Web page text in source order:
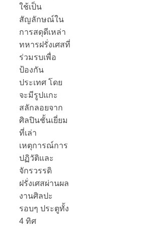
ใช้เป็น
สัญลักษณ์ใน
การสดุดีเหล่า
ทหารฝรั่งเศสที่
ร่วมรบเพื่อ
ป้องกัน
ประเทศ โดย
จะมีรูปแกะ
สลักลอยจาก
ศิลปินชั้นเยี่ยม
ที่เล่า
เหตุการณ์การ
ปฏิวัติและ
จักรวรรดิ
ฝรั่งเศสผ่านผล
งานศิลปะ
รอบๆ ประตูทั้ง
4 ทิศ